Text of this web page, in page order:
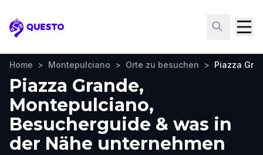
Questo
Home > Montepulciano > Orte zu besuchen > Piazza
Piazza Grande,
Montepulciano,
Besucherguide & was in
der Nähe unternehmen